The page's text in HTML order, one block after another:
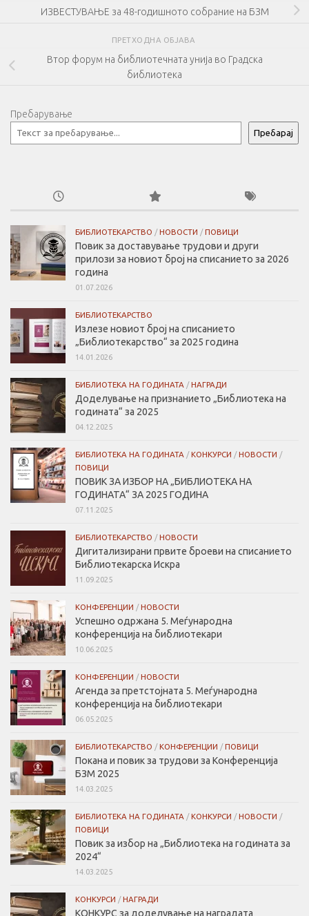
ИЗВЕСТУВАЊЕ за 48-годишното собрание на БЗМ
ПРЕТХОДНА ОБЈАВА
Втор форум на библиотечната унија во Градска
библиотека
Пребарување
Пребарај
БИБЛИОТЕКАРСТВО /НОВОСТИ /ПОВИЦИ
Повик за доставување трудови и други
прилози за новиот број на списанието за 2026
година
01.07.2026
БИБЛИОТЕКАРСТВО
Излезе новиот број на списанието
„Библиотекарство“ за 2025 година
14.01.2026
БИБЛИОТЕКА НА ГОДИНАТА /НАГРАДИ
Доделување на признанието „Библиотека на
годината“ за 2025
04.12.2025
БИБЛИОТЕКА НА ГОДИНАТА /КОНКУРСИ /НОВОСТИ /
ПОВИЦИ
ПОВИК ЗА ИЗБОР НА „БИБЛИОТЕКА НА
ГОДИНАТА“ ЗА 2025 ГОДИНА
07.11.2025
БИБЛИОТЕКАРСТВО /НОВОСТИ
Дигитализирани првите броеви на списанието
Библиотекарска Искра
11.09.2025
КОНФЕРЕНЦИИ /НОВОСТИ
Успешно одржана 5. Меѓународна
конференција на библиотекари
10.06.2025
КОНФЕРЕНЦИИ /НОВОСТИ
Агенда за претстојната 5. Меѓународна
конференција на библиотекари
06.05.2025
БИБЛИОТЕКАРСТВО /КОНФЕРЕНЦИИ /ПОВИЦИ
Покана и повик за трудови за Конференција
БЗМ 2025
14.03.2025
БИБЛИОТЕКА НА ГОДИНАТА /КОНКУРСИ /НОВОСТИ /
ПОВИЦИ
Повик за избор на „Библиотека на годината за
2024“
14.03.2025
КОНКУРСИ /НАГРАДИ
КОНКУРС за доделување на наградата